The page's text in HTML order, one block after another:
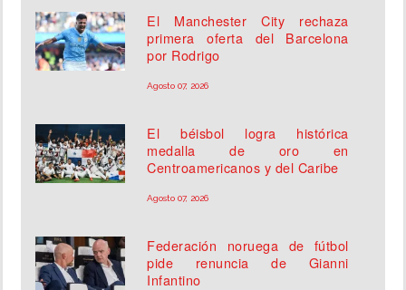
El Manchester City rechaza
primera oferta del Barcelona
por Rodrigo
Agosto 07, 2026
El béisbol logra histórica
medalla de oro en
Centroamericanos y del Caribe
Agosto 07, 2026
Federación noruega de fútbol
pide renuncia de Gianni
Infantino